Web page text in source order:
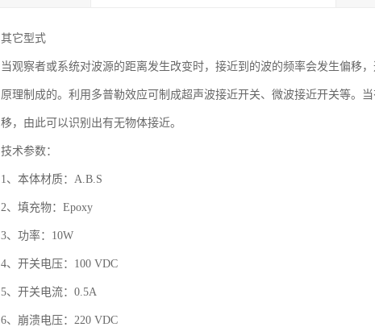
其它型式
当观察者或系统对波源的距离发生改变时，接近到的波的频率会发生偏移
原理制成的。利用多普勒效应可制成超声波接近开关、微波接近开关等。
移，由此可以识别出有无物体接近。
技术参数：
1、本体材质：A.B.S
2、填充物：Epoxy
3、功率：10W
4、开关电压：100 VDC
5、开关电流：0.5A
6、崩溃电压：220 VDC